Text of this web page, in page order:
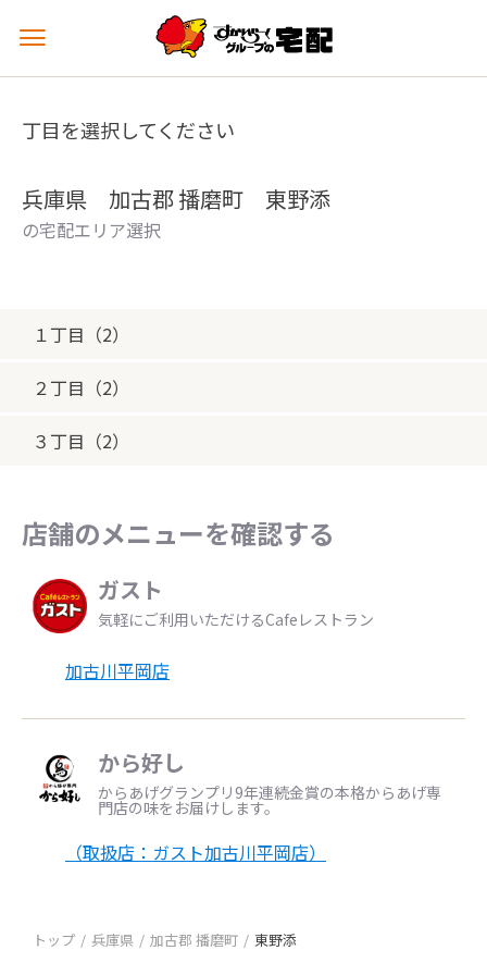
メ
ュ
を
丁目を選択してください
兵庫県 加古郡 播磨町 東野添
の宅配エリア選択
１丁目（2）
２丁目（2）
３丁目（2）
店舗のメニューを確認する
ガスト
気軽にご利用いただけるCafeレストラン
加古川平岡店
から好し
からあげグランプリ9年連続金賞の本格からあげ専
門店の味をお届けします。
（取扱店：ガスト加古川平岡店）
トップ 兵庫県 加古郡 播磨町 東野添